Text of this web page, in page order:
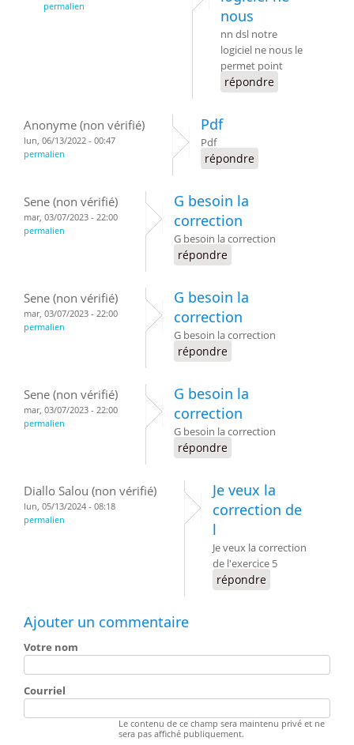
permalien
nous
nn dsl notre
logiciel ne nous le
permet point
répondre
Anonyme (non vérifié)
lun, 06/13/2022 - 00:47
permalien
Pdf
Pdf
répondre
Sene (non vérifié)
mar, 03/07/2023 - 22:00
permalien
G besoin la
correction
G besoin la correction
répondre
Sene (non vérifié)
mar, 03/07/2023 - 22:00
permalien
G besoin la
correction
G besoin la correction
répondre
Sene (non vérifié)
mar, 03/07/2023 - 22:00
permalien
G besoin la
correction
G besoin la correction
répondre
Diallo Salou (non vérifié)
lun, 05/13/2024 - 08:18
permalien
Je veux la
correction de
l
Je veux la correction
de l'exercice 5
répondre
Ajouter un commentaire
Votre nom
Courriel
Le contenu de ce champ sera maintenu privé et ne
sera pas affiché publiquement.